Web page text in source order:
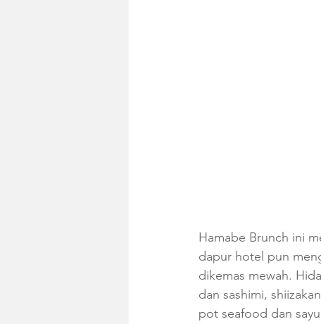
Hamabe Brunch ini
dapur hotel pun
dikemas mewah.
dan sashimi,
pot seafood dan